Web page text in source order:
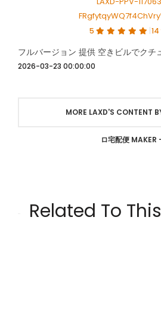
5 14
2026-03-23 00:00:00
MORE LAXD'S CONTENT
ロ宅配便 MAKER
Related To